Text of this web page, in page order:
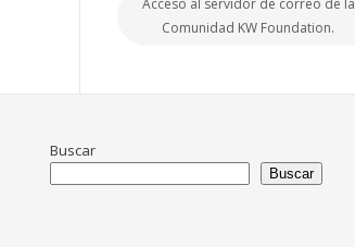
Comunidad KW Foundation.
Buscar
Buscar